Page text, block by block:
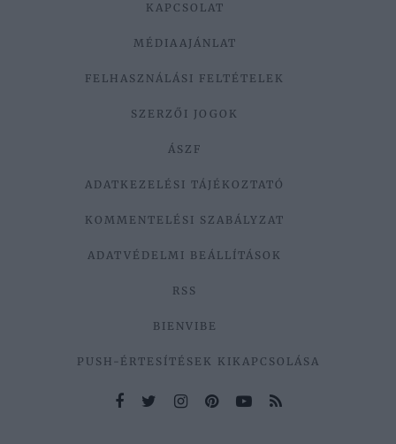
KAPCSOLAT
MÉDIAAJÁNLAT
FELHASZNÁLÁSI FELTÉTELEK
SZERZŐI JOGOK
ÁSZF
ADATKEZELÉSI TÁJÉKOZTATÓ
KOMMENTELÉSI SZABÁLYZAT
ADATVÉDELMI BEÁLLÍTÁSOK
RSS
BIENVIBE
PUSH-ÉRTESÍTÉSEK KIKAPCSOLÁSA